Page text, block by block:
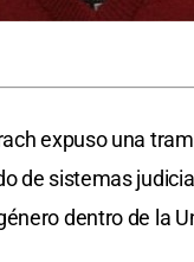
expuso una
de sistemas
dentro de la